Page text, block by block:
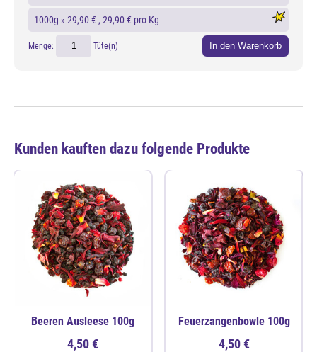
1000g »29,90 € , 29,90 € pro Kg
Menge: Tüte(n) In den Warenkorb
Kunden kauften dazu folgende Produkte
Beeren Ausleese 100g
4,50 €
Feuerzangenbowle 100g
4,50 €